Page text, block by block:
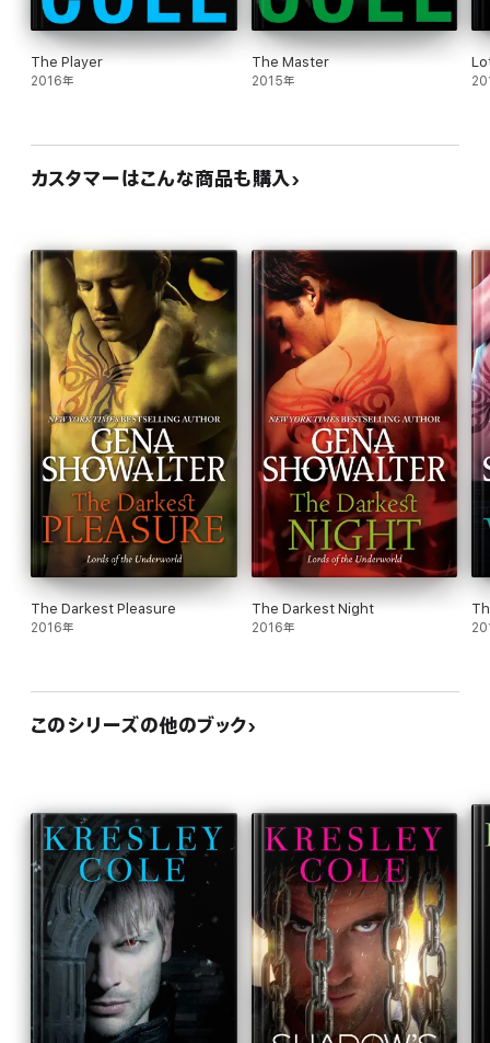
The Player
2016年
The Master
2015年
カスタマーはこんな商品も購入
The Darkest Pleasure
2016年
The Darkest Night
2016年
このシリーズの他のブック